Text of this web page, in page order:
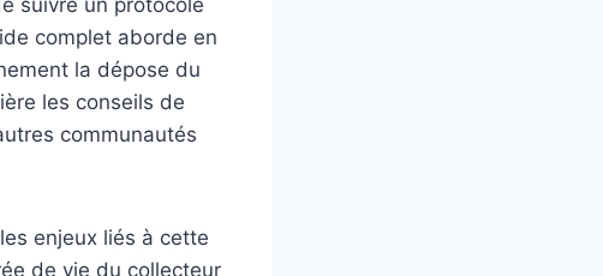
suivre un protocole
complet aborde en
la dépose du
les conseils de
communautés
enjeux liés à cette
de vie du collecteur